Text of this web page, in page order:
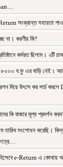
সংক্রান্ত সহায়তা
না। করণীয় কি?
কর্মরত ছিলাম। ২টি
ব.ফু এর বাড়ি নেই।
দিয়ে উৎসে কর সার্চ
কি বাজার মূল্য প্রদর্শন
তারিখ সংশোধন করেছি।
e-Return এ কোথায়